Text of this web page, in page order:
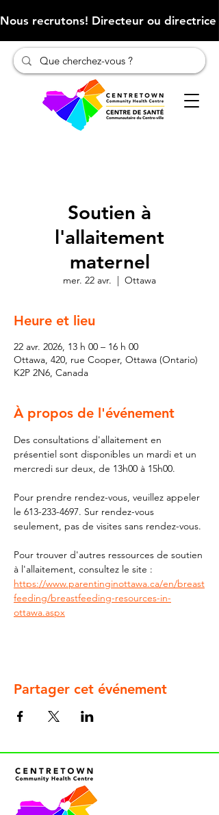
Nous recrutons! Directeur ou
Soutien à
l'allaitement
maternel
mer. 22 avr.
  |
Ottawa
Heure et lieu
22 avr. 2026, 13 h 00 – 16 h 00
Ottawa, 420, rue Cooper, Ottawa (Ontario)
K2P 2N6, Canada
À propos de l'événement
Des consultations d'allaitement en
présentiel sont disponibles un mardi et un
mercredi sur deux, de 13h00 à 15h00.
Pour prendre rendez-vous, veuillez appeler
le 613-233-4697. Sur rendez-vous
seulement, pas de visites sans rendez-vous.
Pour trouver d'autres ressources de soutien
à l'allaitement, consultez le site :
https://www.parentinginottawa.ca/en/breast
feeding/breastfeeding-resources-in-
ottawa.aspx
Partager cet événement